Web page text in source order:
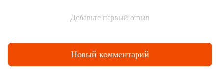
Добавьте первый отзыв
Новый комментарий